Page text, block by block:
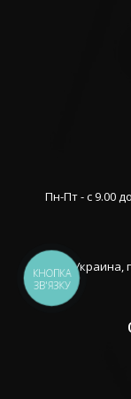
Пн-Пт - с 9.00
Украина,
КНОПКА
ЗВ'ЯЗКУ